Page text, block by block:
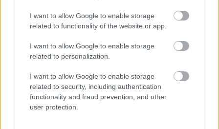
I want to allow Google to enable storage
related to functionality of the website or app.
I want to allow Google to enable storage
related to personalization.
I want to allow Google to enable storage
related to security, including authentication
functionality and fraud prevention, and other
user protection.